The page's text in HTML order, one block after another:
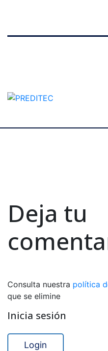
Deja tu
Consulta nuestra política
que se elimine
Inicia sesión
Login